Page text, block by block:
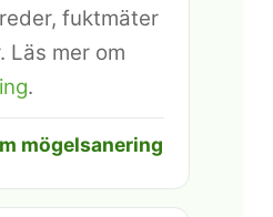
fuktmäter
Läs mer om
.
mögelsanering